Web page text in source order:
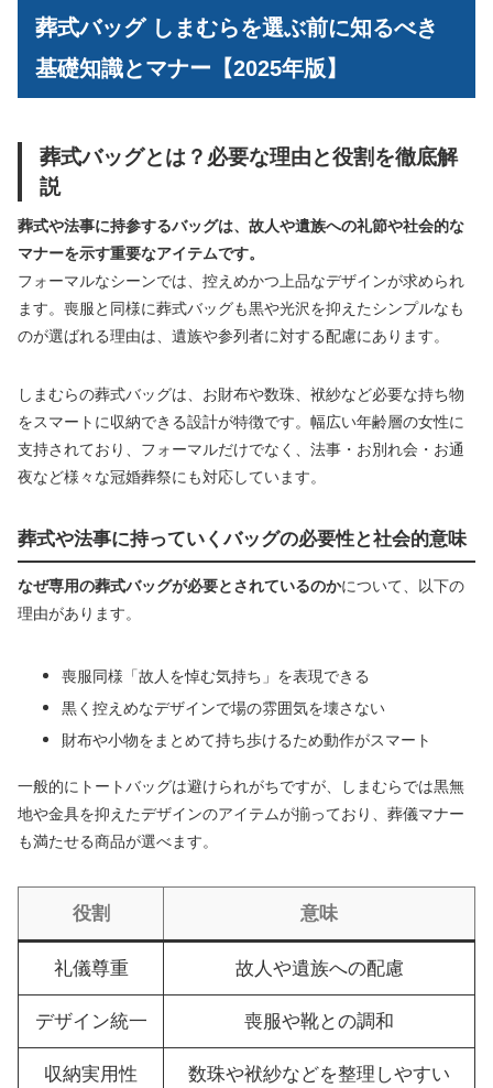
葬式バッグ しまむらを選ぶ前に知るべき
基礎知識とマナー【2025年版】
葬式バッグとは？必要な理由と役割を徹底解
説
葬式や法事に持参するバッグは、故人や遺族への礼節や社会的な
マナーを示す重要なアイテムです。
フォーマルなシーンでは、控えめかつ上品なデザインが求められ
ます。喪服と同様に葬式バッグも黒や光沢を抑えたシンプルなも
のが選ばれる理由は、遺族や参列者に対する配慮にあります。
しまむらの葬式バッグは、お財布や数珠、袱紗など必要な持ち物
をスマートに収納できる設計が特徴です。幅広い年齢層の女性に
支持されており、フォーマルだけでなく、法事・お別れ会・お通
夜など様々な冠婚葬祭にも対応しています。
葬式や法事に持っていくバッグの必要性と社会的意味
なぜ専用の葬式バッグが必要とされているのかについて、以下の
理由があります。
喪服同様「故人を悼む気持ち」を表現できる
黒く控えめなデザインで場の雰囲気を壊さない
財布や小物をまとめて持ち歩けるため動作がスマート
一般的にトートバッグは避けられがちですが、しまむらでは黒無
地や金具を抑えたデザインのアイテムが揃っており、葬儀マナー
も満たせる商品が選べます。
役割 意味
礼儀尊重 故人や遺族への配慮
デザイン統一 喪服や靴との調和
収納実用性 数珠や袱紗などを整理しやすい